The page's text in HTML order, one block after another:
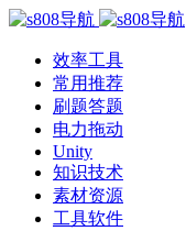
效率工具
常用推荐
刷题答题
电力拖动
Unity
知识技术
素材资源
工具软件